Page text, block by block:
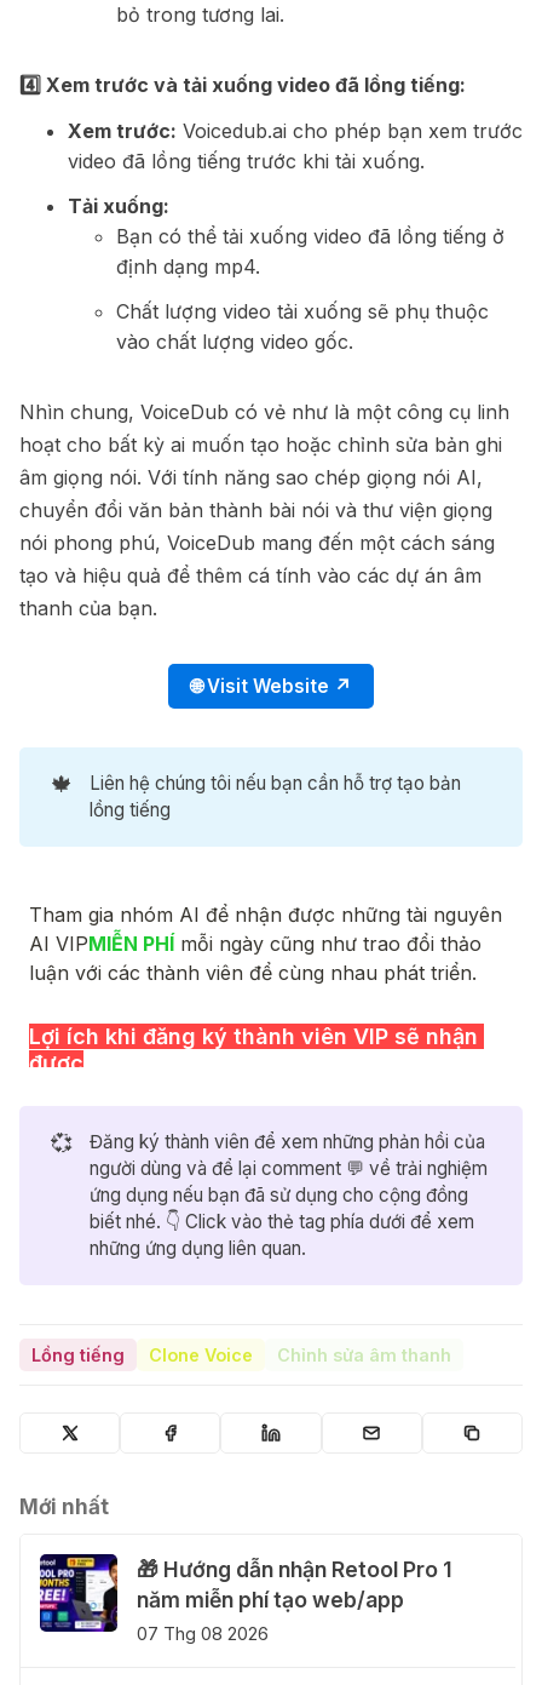
bỏ trong tương lai.
4️⃣ Xem trước và tải xuống video đã lồng tiếng:
Xem trước: Voicedub.ai cho phép bạn xem trước
video đã lồng tiếng trước khi tải xuống.
Tải xuống:
Bạn có thể tải xuống video đã lồng tiếng ở
định dạng mp4.
Chất lượng video tải xuống sẽ phụ thuộc
vào chất lượng video gốc.
Nhìn chung, VoiceDub có vẻ như là một công cụ linh
hoạt cho bất kỳ ai muốn tạo hoặc chỉnh sửa bản ghi
âm giọng nói. Với tính năng sao chép giọng nói AI,
chuyển đổi văn bản thành bài nói và thư viện giọng
nói phong phú, VoiceDub mang đến một cách sáng
tạo và hiệu quả để thêm cá tính vào các dự án âm
thanh của bạn.
🌐 Visit Website ↗
🍁
Liên hệ chúng tôi nếu bạn cần hỗ trợ tạo bản
lồng tiếng
💞
Đăng ký thành viên để xem những phản hồi của
người dùng và để lại comment 💬 về trải nghiệm
ứng dụng nếu bạn đã sử dụng cho cộng đồng
biết nhé. 👇 Click vào thẻ tag phía dưới để xem
những ứng dụng liên quan.
Lồng tiếng Clone Voice Chỉnh sửa âm thanh
Mới nhất
🎁 Hướng dẫn nhận Retool Pro 1
năm miễn phí tạo web/app
07 Thg 08 2026